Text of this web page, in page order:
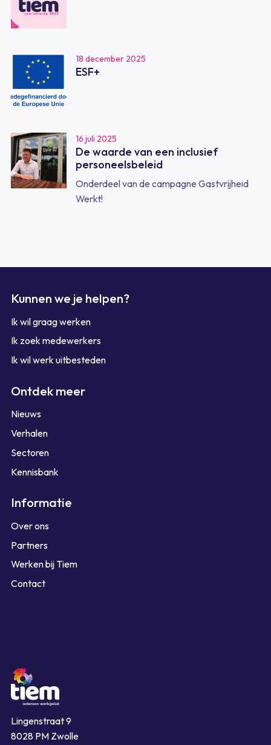
18 december 2025
ESF+
16 juli 2025
De waarde van een inclusief
personeelsbeleid
Onderdeel van de campagne Gastvrijheid
Werkt!
Kunnen we je helpen?
Ik wil graag werken
Ik zoek medewerkers
Ik wil werk uitbesteden
Ontdek meer
Nieuws
Verhalen
Sectoren
Kennisbank
Informatie
Over ons
Partners
Werken bij Tiem
Contact
Lingenstraat 9
8028 PM Zwolle